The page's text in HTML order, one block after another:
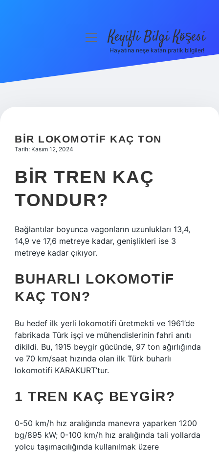
Hakkımızda
menüyüKeyifli Bilgi Köşesi
Hayatına neşe katan pratik bilgiler!
BIR LOKOMOTIF KAÇ TON
Tarih: Kasım 12, 2024
BIR TREN KAÇ
TONDUR?
Bağlantılar boyunca vagonların uzunlukları 13,4,
14,9 ve 17,6 metreye kadar, genişlikleri ise 3
metreye kadar çıkıyor.
BUHARLI LOKOMOTIF
KAÇ TON?
Bu hedef ilk yerli lokomotifi üretmekti ve 1961’de
fabrikada Türk işçi ve mühendislerinin fahri anıtı
dikildi. Bu, 1915 beygir gücünde, 97 ton ağırlığında
ve 70 km/saat hızında olan ilk Türk buharlı
lokomotifi KARAKURT’tur.
1 TREN KAÇ BEYGIR?
0-50 km/h hız aralığında manevra yaparken 1200
bg/895 kW; 0-100 km/h hız aralığında tali yollarda
yolcu taşımacılığında kullanılmak üzere